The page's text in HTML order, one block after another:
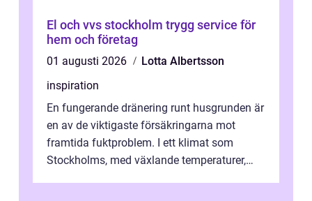
El och vvs stockholm trygg service för
hem och företag
01 augusti 2026
Lotta Albertsson
inspiration
En fungerande dränering runt husgrunden är
en av de viktigaste försäkringarna mot
framtida fuktproblem. I ett klimat som
Stockholms, med växlande temperaturer,